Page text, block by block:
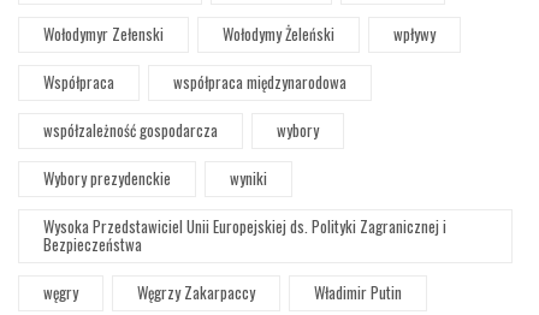
Wołodymyr Zełenski
Wołodymy Żeleński
wpływy
Współpraca
współpraca międzynarodowa
współzależność gospodarcza
wybory
Wybory prezydenckie
wyniki
Wysoka Przedstawiciel Unii Europejskiej ds. Polityki Zagranicznej i
Bezpieczeństwa
węgry
Węgrzy Zakarpaccy
Władimir Putin